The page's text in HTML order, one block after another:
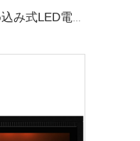
Luxstar 50インチ 批量販売 壁埋め込み式LED電気暖炉 メーカー インテリア装飾用 13色の炎 タイマー付き